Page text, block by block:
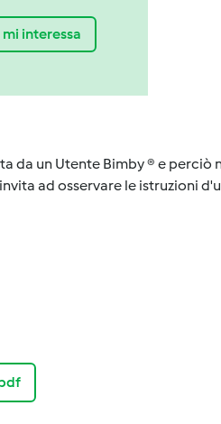
interessa
da un Utente Bimby ® e perciò
ad osservare le istruzioni